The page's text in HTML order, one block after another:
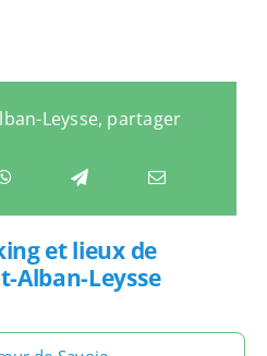
Leysse, partager
et lieux de
Alban-Leysse